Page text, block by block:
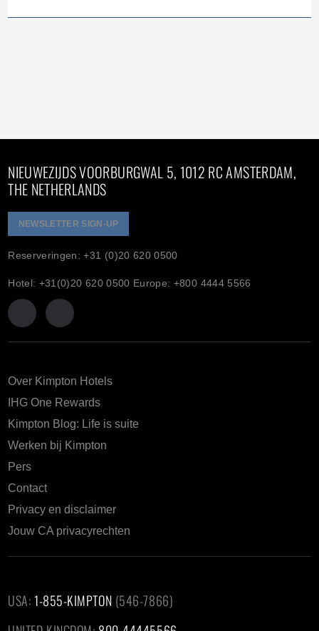
NIEUWEZIJDS VOORBURGWAL 5, 1012 RC AMSTERDAM,
THE NETHERLANDS
NEWSLETTER SIGN-UP
Reserveringen: +31 (0)20 620 0500
Hotel: +31(0)20 620 0500 Europe: +800 4444 5566
Over Kimpton Hotels
IHG One Rewards
Kimpton Blog: Life is suite
Werken bij Kimpton
Pers
Contact
Privacy en disclaimer
Jouw CA privacyrechten
USA:1-855-KIMPTON (546-7866)‎